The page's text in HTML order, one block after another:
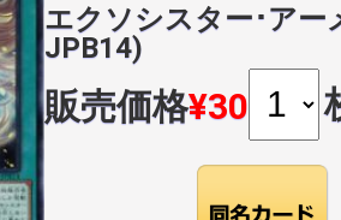
エクソシスター･ア
JPB14)
販売価格¥30